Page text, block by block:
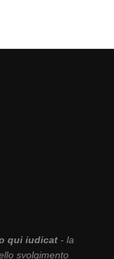
qui iudicat- la
svolgimento